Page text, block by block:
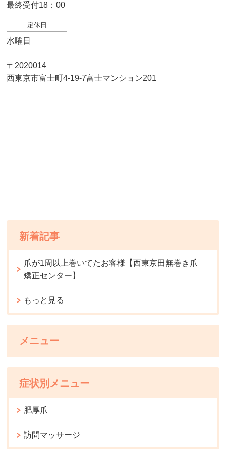
最終受付18：00
定休日
水曜日
〒2020014
西東京市富士町4-19-7富士マンション201
新着記事
爪が1周以上巻いてたお客様【西東京田無巻き爪
矯正センター】
もっと見る
メニュー
症状別メニュー
肥厚爪
訪問マッサージ